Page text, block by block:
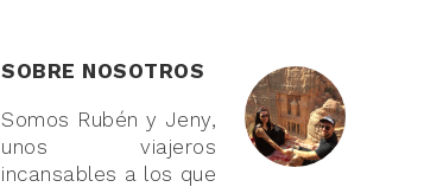
SOBRE NOSOTROS
Somos Rubén y Jeny,
unos viajeros
incansables a los que